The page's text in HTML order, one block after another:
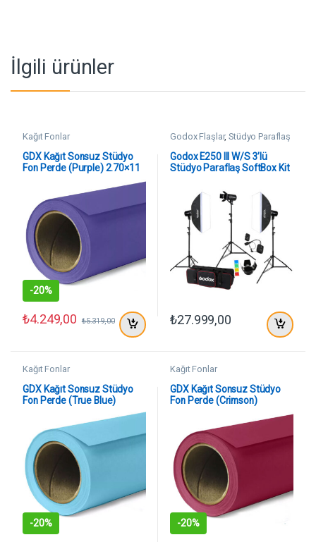
İlgili ürünler
Kağıt Fonlar
GDX Kağıt Sonsuz Stüdyo
Fon Perde (Purple) 2.70×11
-20%
₺4.249,00 ₺5.319,00
Godox Flaşlar,Stüdyo Paraflaş
Godox E250 III W/S 3’lü
Stüdyo Paraflaş SoftBox Kit
₺27.999,00
Kağıt Fonlar
GDX Kağıt Sonsuz Stüdyo
Fon Perde (True Blue)
-20%
Kağıt Fonlar
GDX Kağıt Sonsuz Stüdyo
Fon Perde (Crimson)
-20%